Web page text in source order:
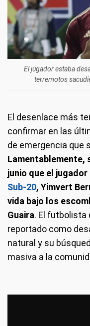
El jugador estaba
terremotos
El desenlace más
confirmar en las
de emergencia que
Lamentablemente,
junio que el
Sub-20, Yimvert
vida bajo los
Guaira. El futbolista
reportado como
natural y su
masiva a la